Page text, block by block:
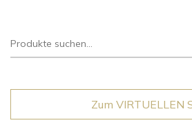
Suche
Zum VIRTUELLEN